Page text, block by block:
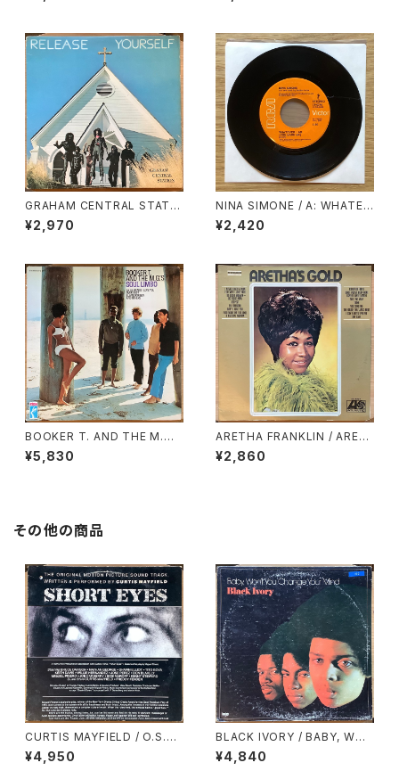
GRAHAM CENTRAL STATIO
N / RELEASE YOURSELF
¥2,970
NINA SIMONE / A: WHATEV
ER I AM (YOU MADE ME) /
B: WHY MUST YOUR LOVE
¥2,420
BOOKER T. AND THE M.
G.’S / SOUL LIMBO
¥5,830
ARETHA FRANKLIN / ARET
HA’S GOLD
¥2,860
その他の商品
CURTIS MAYFIELD / O.S.T.
/ SHORT EYES
¥4,950
BLACK IVORY / BABY, WO
N’T YOU CHANGE YOUR MI
ND
¥4,840